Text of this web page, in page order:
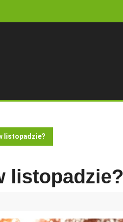
listopadzie?
listopadzie?